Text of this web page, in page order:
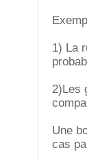
1) La
2)Les
Une
cas